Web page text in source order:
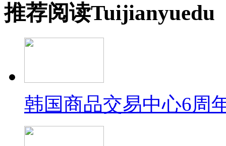
推荐阅读Tuijianyuedu
韩国商品交易中心6周